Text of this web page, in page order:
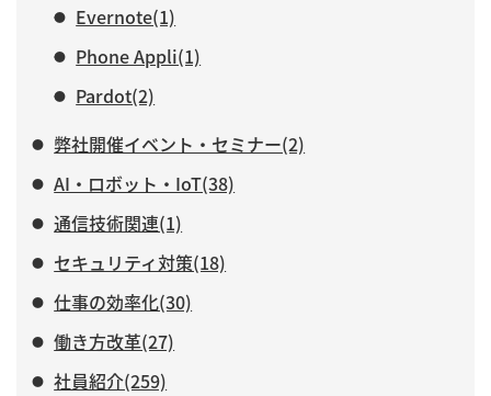
Evernote(1)
Phone Appli(1)
Pardot(2)
弊社開催イベント・セミナー(2)
AI・ロボット・IoT(38)
通信技術関連(1)
セキュリティ対策(18)
仕事の効率化(30)
働き方改革(27)
社員紹介(259)